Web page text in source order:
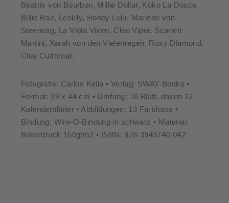
Beatrix von Bourbon, Millie Dollar, Koko La Douce,
Billie Rae, Leolilly, Honey Lulu, Marlene von
Steenvag, La Viola Vixen, Cleo Viper, Scarlett
Martini, Xarah von den Vielenregen, Roxy Diamond,
Clea Cutthroat.
Fotografie: Carlos Kella • Verlag: SWAY Books •
Format: 29 x 44 cm • Umfang: 16 Blatt, davon 12
Kalenderblätter • Abbildungen: 13 Farbfotos •
Bindung: Wire-O-Bindung in schwarz • Material:
Bilderdruck 150g/m2 • ISBN: 978-3943740-042